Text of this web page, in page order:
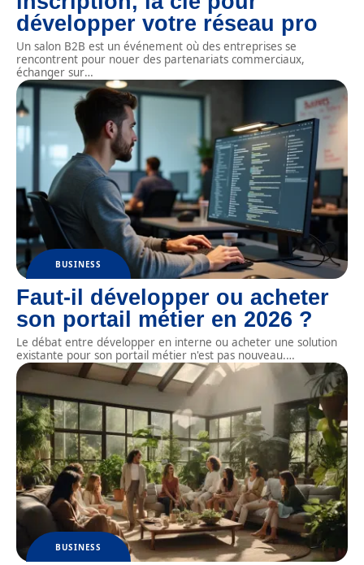
développer votre réseau pro
Un salon B2B est un événement où des entreprises se
rencontrent pour nouer des partenariats commerciaux,
échanger sur…
BUSINESS
Faut-il développer ou acheter
son portail métier en 2026 ?
Le débat entre développer en interne ou acheter une solution
existante pour son portail métier n'est pas nouveau.…
BUSINESS